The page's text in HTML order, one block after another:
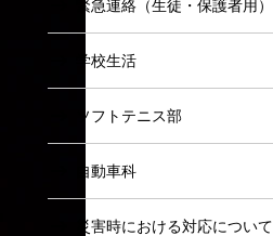
緊急連絡（生徒・保護者用）
学校生活
ソフトテニス部
自動車科
災害時における対応について